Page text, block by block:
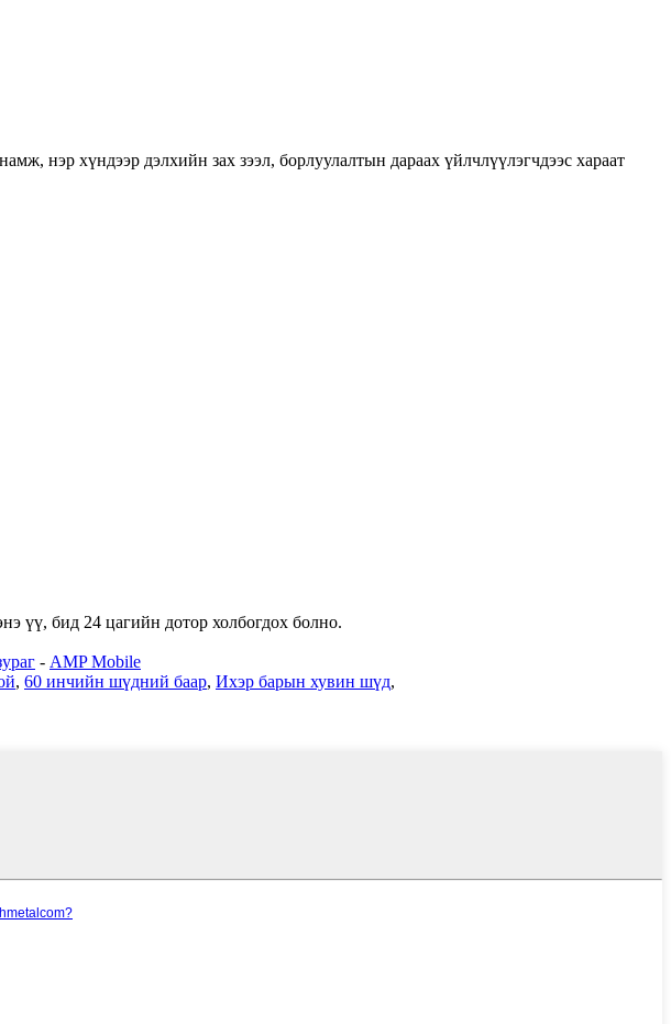
нэр хүндээр дэлхийн зах зээл, борлуулалтын дараах үйлчлүүлэгчдээс хараат
үү, бид 24 цагийн дотор холбогдох болно.
- AMP Mobile
, 60 инчийн шүдний баар, Ихэр барын хувин шүд,